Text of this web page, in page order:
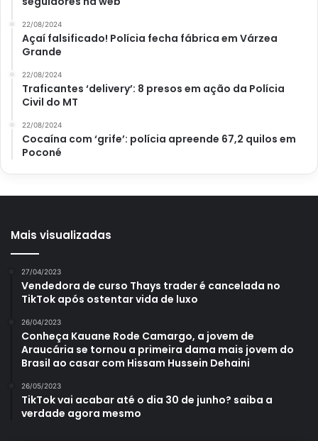
22/08/2024
Açaí falsificado! Polícia fecha fábrica em Várzea
Grande
22/08/2024
Traficantes ‘delivery’: 8 presos em ação da Polícia
Civil do MT
22/08/2024
Cocaína com ‘grife’: polícia apreende 67,2 quilos em
Poconé
Mais visualizadas
27/04/2023
Vendedora de curso Thays trader é cancelada no
TikTok após ostentar vida de luxo
26/04/2023
Conheça Kauane Rode Camargo, a jovem de
Araucária se tornou a primeira dama mais jovem do
Brasil ao casar com Hissam Hussein Dehaini
26/05/2023
TikTok vai acabar até o dia 30 de junho? saiba a
verdade agora mesmo